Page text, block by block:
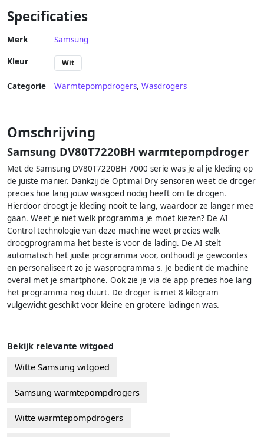
Specificaties
Merk Samsung
Kleur Wit
Categorie Warmtepompdrogers, Wasdrogers
Omschrijving
Samsung DV80T7220BH warmtepompdroger
Met de Samsung DV80T7220BH 7000 serie was je al je kleding op
de juiste manier. Dankzij de Optimal Dry sensoren weet de droger
precies hoe lang jouw wasgoed nodig heeft om te drogen.
Hierdoor droogt je kleding nooit te lang, waardoor ze langer mee
gaan. Weet je niet welk programma je moet kiezen? De AI
Control technologie van deze machine weet precies welk
droogprogramma het beste is voor de lading. De AI stelt
automatisch het juiste programma voor, onthoudt je gewoontes
en personaliseert zo je wasprogramma's. Je bedient de machine
overal met je smartphone. Ook zie je via de app precies hoe lang
het programma nog duurt. De droger is met 8 kilogram
vulgewicht geschikt voor kleine en grotere ladingen was.
Bekijk relevante witgoed
Witte Samsung witgoed
Samsung warmtepompdrogers
Witte warmtepompdrogers